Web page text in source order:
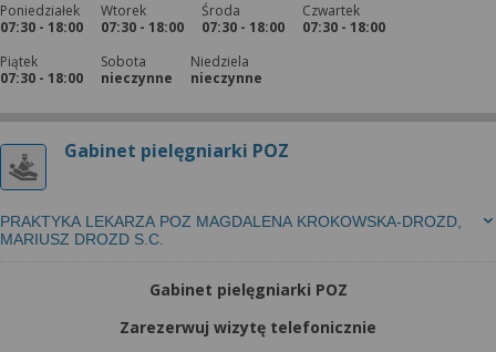
Poniedziałek
07:30 - 18:00
Wtorek
07:30 - 18:00
Środa
07:30 - 18:00
Czwartek
07:30 - 18:00
Piątek
07:30 - 18:00
Sobota
nieczynne
Niedziela
nieczynne
Gabinet pielęgniarki POZ
PRAKTYKA LEKARZA POZ MAGDALENA KROKOWSKA-DROZD,
MARIUSZ DROZD S.C.
Gabinet pielęgniarki POZ
Zarezerwuj wizytę telefonicznie